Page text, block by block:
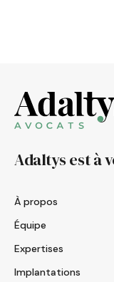
Adaltys est à
À propos
Équipe
Expertises
Implantations